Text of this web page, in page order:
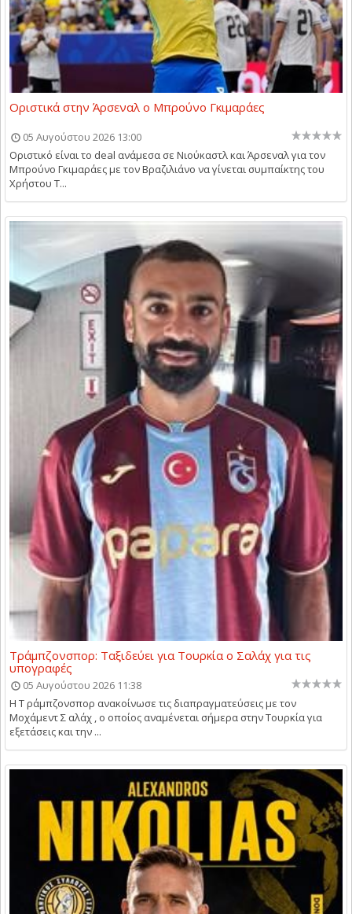
Οριστικά στην Άρσεναλ ο Μπρούνο Γκιμαράες
05 Αυγούστου 2026 13:00
Οριστικό είναι το deal ανάμεσα σε Νιούκαστλ και Άρσεναλ για τον
Μπρούνο Γκιμαράες με τον Βραζιλιάνο να γίνεται συμπαίκτης του
Χρήστου Τ...
Τράμπζονσπορ: Ταξιδεύει για Τουρκία ο Σαλάχ για τις
υπογραφές
05 Αυγούστου 2026 11:38
Η Τ ράμπζονσπορ ανακοίνωσε τις διαπραγματεύσεις με τον
Μοχάμεντ Σ αλάχ , ο οποίος αναμένεται σήμερα στην Τουρκία για
εξετάσεις και την ...